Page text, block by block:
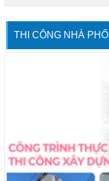
THI CÔNG NHÀ PHỐ